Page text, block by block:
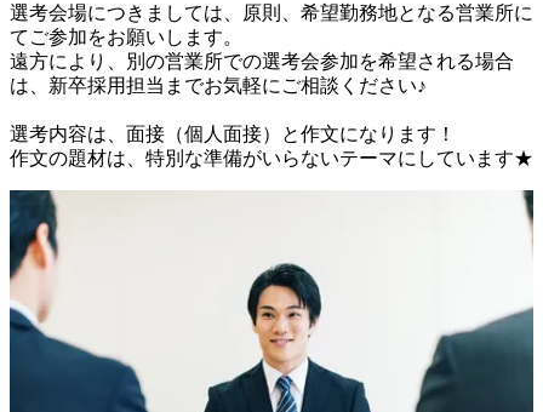
選考会場につきましては、原則、希望勤務地となる営業所に
てご参加をお願いします。
遠方により、別の営業所での選考会参加を希望される場合
は、新卒採用担当までお気軽にご相談ください♪
選考内容は、面接（個人面接）と作文になります！
作文の題材は、特別な準備がいらないテーマにしています★